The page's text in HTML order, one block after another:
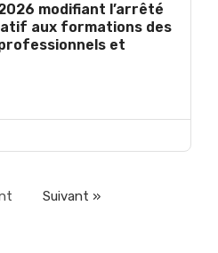
modifiant l’arrêté
aux formations des
et
Suivant »